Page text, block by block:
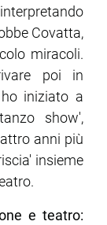
Covatta,
miracoli.
poi in
iniziato a
show',
anni più
insieme
e teatro: